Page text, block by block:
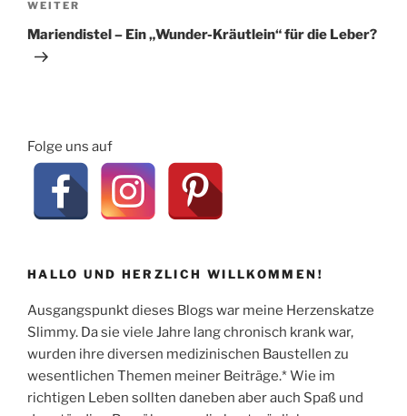
Nächster
Beitrag
WEITER
Mariendistel – Ein „Wunder-Kräutlein“ für die Leber?
Folge uns auf
HALLO UND HERZLICH WILLKOMMEN!
Ausgangspunkt dieses Blogs war meine Herzenskatze
Slimmy. Da sie viele Jahre lang chronisch krank war,
wurden ihre diversen medizinischen Baustellen zu
wesentlichen Themen meiner Beiträge.* Wie im
richtigen Leben sollten daneben aber auch Spaß und